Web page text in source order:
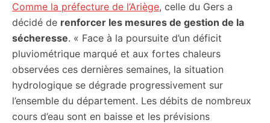
Comme la préfecture de l’Ariège, celle du Gers a
décidé de renforcer les mesures de gestion de la
sécheresse. « Face à la poursuite d’un déficit
pluviométrique marqué et aux fortes chaleurs
observées ces dernières semaines, la situation
hydrologique se dégrade progressivement sur
l’ensemble du département. Les débits de nombreux
cours d’eau sont en baisse et les prévisions